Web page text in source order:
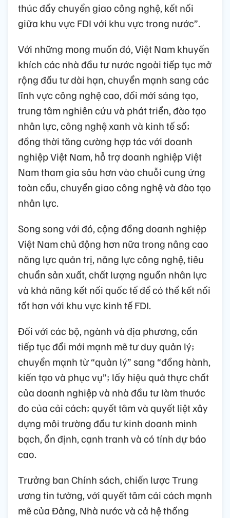
thúc đẩy chuyển giao công nghệ, kết nối
giữa khu vực FDI với khu vực trong nước”.
Với những mong muốn đó, Việt Nam khuyến
khích các nhà đầu tư nước ngoài tiếp tục mở
rộng đầu tư dài hạn, chuyển mạnh sang các
lĩnh vực công nghệ cao, đổi mới sáng tạo,
trung tâm nghiên cứu và phát triển, đào tạo
nhân lực, công nghệ xanh và kinh tế số;
đồng thời tăng cường hợp tác với doanh
nghiệp Việt Nam, hỗ trợ doanh nghiệp Việt
Nam tham gia sâu hơn vào chuỗi cung ứng
toàn cầu, chuyển giao công nghệ và đào tạo
nhân lực.
Song song với đó, cộng đồng doanh nghiệp
Việt Nam chủ động hơn nữa trong nâng cao
năng lực quản trị, năng lực công nghệ, tiêu
chuẩn sản xuất, chất lượng nguồn nhân lực
và khả năng kết nối quốc tế để có thể kết nối
tốt hơn với khu vực kinh tế FDI.
Đối với các bộ, ngành và địa phương, cần
tiếp tục đổi mới mạnh mẽ tư duy quản lý;
chuyển mạnh từ “quản lý” sang “đồng hành,
kiến tạo và phục vụ”; lấy hiệu quả thực chất
của doanh nghiệp và nhà đầu tư làm thước
đo của cải cách; quyết tâm và quyết liệt xây
dựng môi trường đầu tư kinh doanh minh
bạch, ổn định, cạnh tranh và có tính dự báo
cao.
Trưởng ban Chính sách, chiến lược Trung
ương tin tưởng, với quyết tâm cải cách mạnh
mẽ của Đảng, Nhà nước và cả hệ thống